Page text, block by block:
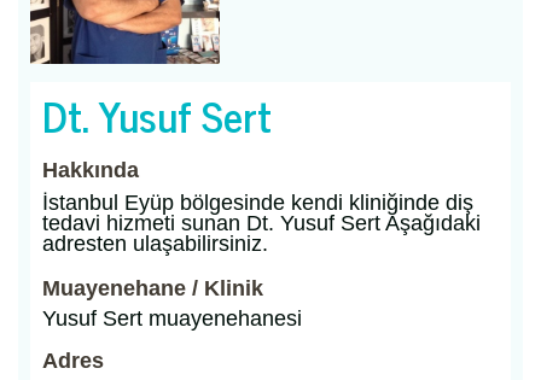
Dt. Yusuf Sert
Hakkında
İstanbul Eyüp bölgesinde kendi kliniğinde diş
tedavi hizmeti sunan Dt. Yusuf Sert Aşağıdaki
adresten ulaşabilirsiniz.
Muayenehane / Klinik
Yusuf Sert muayenehanesi
Adres